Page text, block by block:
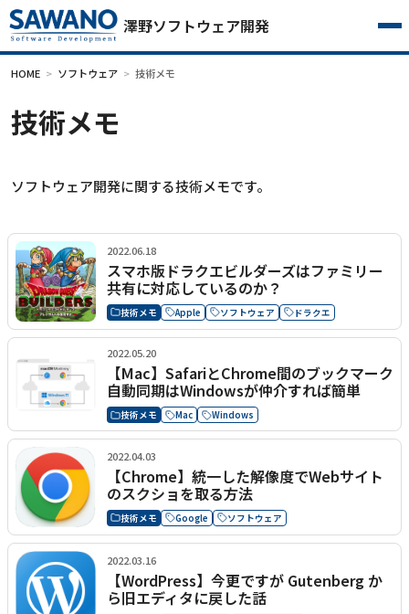
澤野ソフトウェア開発
HOME ソフトウェア 技術メモ
技術メモ
ソフトウェア開発に関する技術メモです。
2022.06.18
スマホ版ドラクエビルダーズはファミリー
共有に対応しているのか？
技術メモ Apple ソフトウェア ドラクエ
2022.05.20
【Mac】SafariとChrome間のブックマーク
自動同期はWindowsが仲介すれば簡単
技術メモ Mac Windows
2022.04.03
【Chrome】統一した解像度でWebサイト
のスクショを取る方法
技術メモ Google ソフトウェア
2022.03.16
【WordPress】今更ですが Gutenberg か
ら旧エディタに戻した話